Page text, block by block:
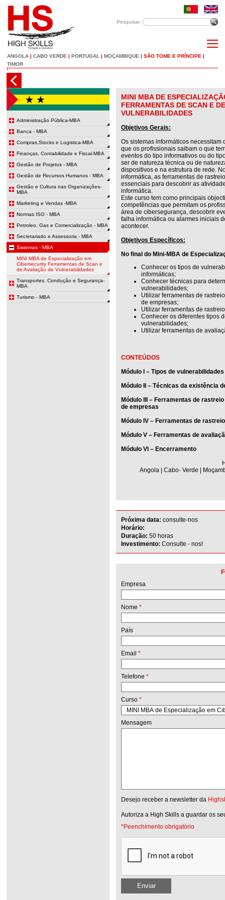
Pesquisar:
ANGOLA | CABO VERDE | PORTUGAL | MOÇAMBIQUE | SÃO TOME E PRÍNCIPE |
TIMOR
Administração Pública-MBA
Banca - MBA
Compras,Stocks e Logistica-MBA
Finanças, Contabilidade e Fiscal-MBA
Gestão de Projetos - MBA
Gestão de Recursos Humanos - MBA
Gestão e Cultura nas Organizações-
MBA
Marketing e Vendas -MBA
Normas ISO - MBA
Petroleo, Gas e Comercialização - MBA
Secretariado e Assessoria - MBA
Sistemas - MBA
MINI MBA de Especialização em
Cibersecurity Ferramentas de Scan e
de Avaliação de Vulnerabilidades
Transportes, Condução e Segurança-
MBA
Turismo - MBA
MINI MBA DE
FERRAMENTAS DE SCAN E
VULNERABILIDADES
Objetivos Gerais:
Os sistemas informáticos
que os profissionais saibam o que
eventos do tipo informativos ou do
ser de natureza técnica ou de
dispositivos e na estrutura de rede.
informática, as ferramentas de
essenciais para descobrir as
informática.
Este curso tem como principais
competências que permitam os
área de cibersegurança, descobrir
falha informática ou alarmes iniciais
acontecer.
Objetivos Específicos:
No final do Mini-MBA de
Conhecer os tipos de
informáticas;
Conhecer técnicas para
vulnerabilidades;
Utilizar ferramentas de
de empresas;
Utilizar ferramentas de
Conhecer os diferentes tipos
vulnerabilidades;
Utilizar ferramentas de
CONTEÚDOS
Módulo I – Tipos de vulnerabilidades
Módulo II – Técnicas da existência
Módulo III – Ferramentas de
de empresas
Módulo IV – Ferramentas de
Módulo V – Ferramentas de
Módulo VI – Encerramento
Angola | Cabo- Verde |
Próxima data: consulte-nos
Horário:
Duração: 50 horas
Investimento: Consulte - nos!
Empresa
Nome *
País
Email *
Telefone *
Curso *
Mensagem
Desejo receber a newsletter da
Autoriza a High Skills a guardar os
*Peenchimento obrigatório
Enviar